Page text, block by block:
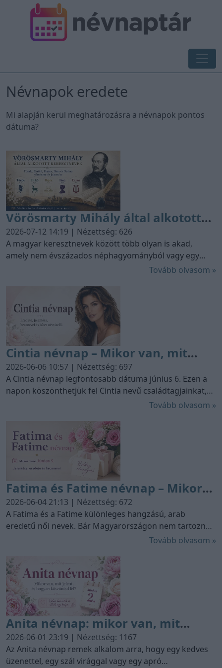
Névnapok eredete
Mi alapján kerül meghatározásra a névnapok pontos
dátuma?
Vörösmarty Mihály által alkotott
keresztnevek: Tünde, Enikő, Hajna,
Ilma és Dalma története
2026-07-12 14:19 | Nézettség: 626
A magyar keresztnevek között több olyan is akad,
amely nem évszázados néphagyományból vagy egy
idegen nyelvből került hozzánk, hanem egy költő
alkotott keresztnevek közül a Tünde és az Enikő ma
már annyira természetes részének tűnik a magyar
névkincsnek, hogy sokan nem is sejtik irodalmi
eredetüket.
Tovább olvasom »
Cintia névnap – Mikor van, mit
jelent a Cintia név?
2026-06-06 10:57 | Nézettség: 697
A Cintia névnap legfontosabb dátuma június 6. Ezen a
napon köszönthetjük fel Cintia nevű családtagjainkat,
barátainkat és ismerőseinket. A Cintia dallamos
Magyarországon is ismert és hivatalosan
anyakönyvezhető.
Tovább olvasom »
Fatima és Fatime névnap – Mikor
van, mit jelent a különleges női
név?
2026-06-04 21:13 | Nézettség: 672
A Fatima és a Fatime különleges hangzású, arab
eredetű női nevek. Bár Magyarországon nem tartoznak
a leggyakrabban választott utónevek közé, nemzetközi
történelmi és kulturális háttér kapcsolódik: az iszlám
hagyomány egyik kiemelkedő nőalakja éppúgy
eszünkbe juthat róla, mint a portugáliai Fátima világhírű
zarándokhelye. A két név közötti kapcsolat egyszerű: a
Fatime a Fatima név alakváltozata. Magyarországon
mindkét forma anyakönyvezhető női utónév. De mikor
van Fatima névnap, és melyik napon köszönthetjük fel a
Fatime nevű ismerőseinket? Mit jelent ez a dallamos
név, és milyen becenevek illenek hozzá? Cikkünkben
Tovább olvasom »
Anita névnap: mikor van, mit
jelent az Anita név, és hogyan
köszöntsd fel?
2026-06-01 23:19 | Nézettség: 1167
Az Anita névnap remek alkalom arra, hogy egy kedves
üzenettel, egy szál virággal vagy egy apró